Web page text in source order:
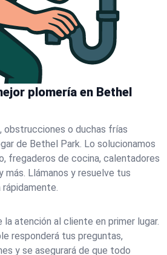
plomería en Bethel
obstrucciones o duchas frías
de Bethel Park. Lo solucionamos
fregaderos de cocina, calentadores
más. Llámanos y resuelve tus
la atención al cliente en primer lugar.
responderá tus preguntas,
y se asegurará de que todo